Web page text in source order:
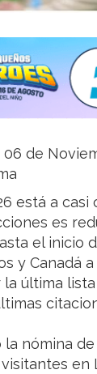
06 de
está a
es
el inicio
y Canadá
última
la nómina
en